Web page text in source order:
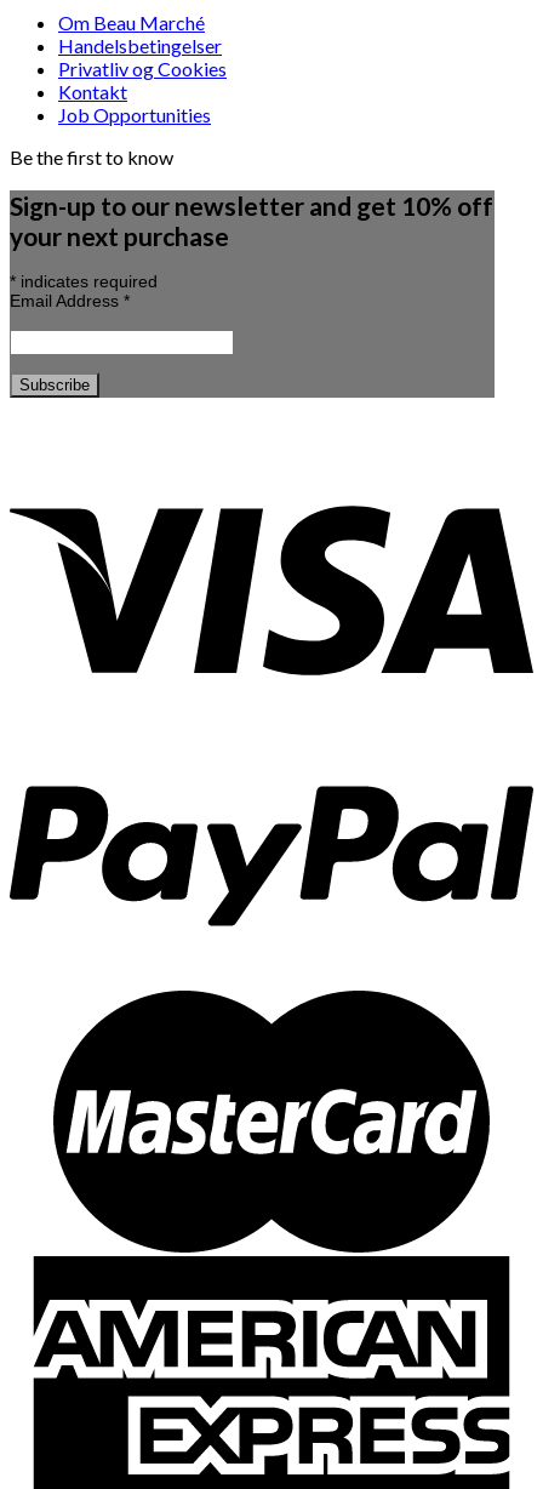
Om Beau Marché
Handelsbetingelser
Privatliv og Cookies
Kontakt
Job Opportunities
Be the first to know
Sign-up to our newsletter and get 10% off
your next purchase
* indicates required
Email Address *